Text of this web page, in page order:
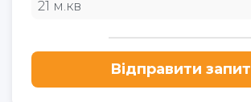
Відправити запит